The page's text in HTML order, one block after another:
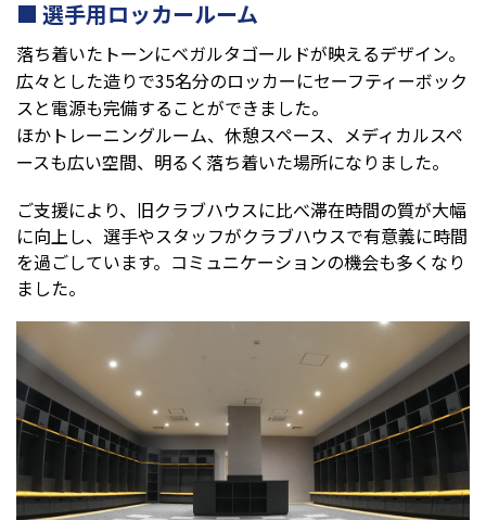
選手用ロッカールーム
落ち着いたトーンにベガルタゴールドが映えるデザイン。
広々とした造りで35名分のロッカーにセーフティーボック
スと電源も完備することができました。
ほかトレーニングルーム、休憩スペース、メディカルスペ
ースも広い空間、明るく落ち着いた場所になりました。
ご支援により、旧クラブハウスに比べ滞在時間の質が大幅
に向上し、選手やスタッフがクラブハウスで有意義に時間
を過ごしています。コミュニケーションの機会も多くなり
ました。